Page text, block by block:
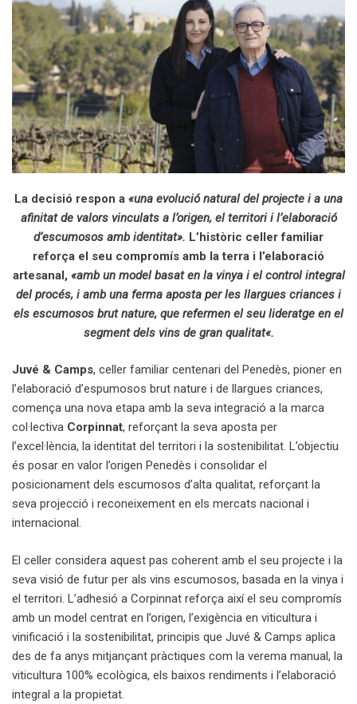
La decisió respon a «una evolució natural del projecte i a una
afinitat de valors vinculats a l’origen, el territori i l’elaboració
d’escumosos amb identitat». L’històric celler familiar
reforça el seu compromís amb la terra i l’elaboració
artesanal, «amb un model basat en la vinya i el control integral
del procés, i amb una ferma aposta per les llargues criances i
els escumosos brut nature, que refermen el seu lideratge en el
segment dels vins de gran qualitat«.
Juvé & Camps, celler familiar centenari del Penedès, pioner en
l’elaboració d’espumosos brut nature i de llargues criances,
comença una nova etapa amb la seva integració a la marca
col·lectiva Corpinnat, reforçant la seva aposta per
l’excel·lència, la identitat del territori i la sostenibilitat. L’objectiu
és posar en valor l’origen Penedès i consolidar el
posicionament dels escumosos d’alta qualitat, reforçant la
seva projecció i reconeixement en els mercats nacional i
internacional.
El celler considera aquest pas coherent amb el seu projecte i la
seva visió de futur per als vins escumosos, basada en la vinya i
el territori. L’adhesió a Corpinnat reforça així el seu compromís
amb un model centrat en l’origen, l’exigència en viticultura i
vinificació i la sostenibilitat, principis que Juvé & Camps aplica
des de fa anys mitjançant pràctiques com la verema manual, la
viticultura 100% ecològica, els baixos rendiments i l’elaboració
integral a la propietat.